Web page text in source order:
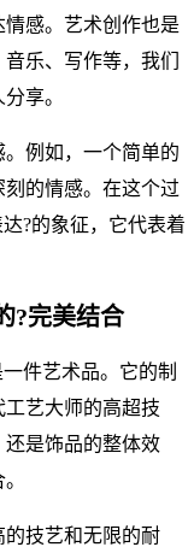
感。艺术创作也是
乐、写作等，我们
享。
例如，一个简单的
的情感。在这个过
?的象征，它代表着
?完美结合
件艺术品。它的制
艺大师的高超技
是饰品的整体效
技艺和无限的耐